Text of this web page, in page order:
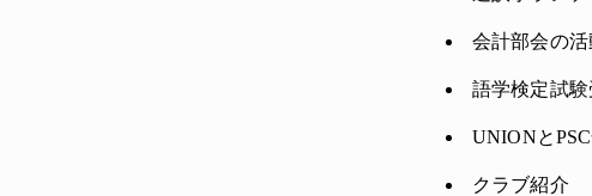
会計部会の
語学検定試
UNIONと
クラブ紹介